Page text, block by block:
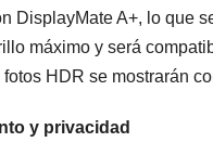
DisplayMate A+, lo que
máximo y será
HDR se mostrarán
y privacidad